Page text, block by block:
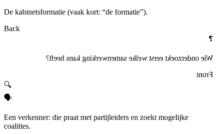
De kabinetsformatie (vaak kort: “de formatie”).
Back
❓
Wie onderzoekt eerst welke samenwerking kans heeft?
Front
🔍
🗣️
Een verkenner: die praat met partijleiders en zoekt mogelijke
coalities.